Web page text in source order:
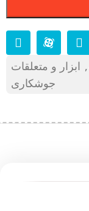
, ابزار و متعلقات
جوشکاری